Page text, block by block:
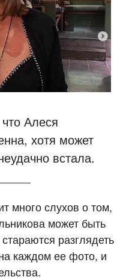
Алеся
хотя может
встала.
много слухов о том,
может быть
разглядеть
каждом ее фото, и